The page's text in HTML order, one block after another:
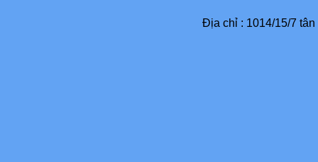
Địa chỉ : 1014/15/7 tân